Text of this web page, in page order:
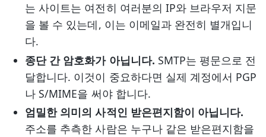
는 사이트는 여전히 여러분의 IP와 브라우저 지문
을 볼 수 있는데, 이는 이메일과 완전히 별개입니
다.
종단 간 암호화가 아닙니다. SMTP는 평문으로 전
달합니다. 이것이 중요하다면 실제 계정에서 PGP
나 S/MIME을 써야 합니다.
엄밀한 의미의 사적인 받은편지함이 아닙니다.
주소를 추측한 사람은 누구나 같은 받은편지함을